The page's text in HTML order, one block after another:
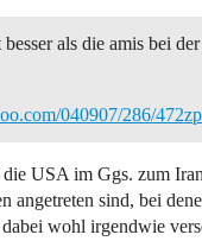
besser als die amis bei
040907/286/
USA im Ggs. zum
angetreten sind, bei
wohl irgendwie